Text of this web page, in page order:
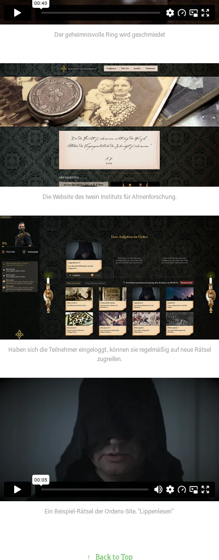
Der geheimnisvolle Ring wird geschmiedet
Die Website des Iwein Instituts für Ahnenforschung.
Haben sich die Teilnehmer eingeloggt, können sie regelmäßig auf neue Rätsel
zugreifen.
Ein Beispiel-Rätsel der Ordens-Site. "Lippenlesen"
↑ Back to Top